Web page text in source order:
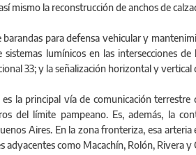
mismo la reconstrucción de anchos de
para defensa vehicular y
lumínicos en las intersecciones de
33; y la señalización horizontal y
la principal vía de comunicación terrestre
del límite pampeano. Es, además, la
Aires. En la zona fronteriza, esa
adyacentes como Macachín, Rolón, Rivera y